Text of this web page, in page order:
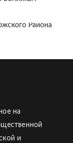
Района
на
и